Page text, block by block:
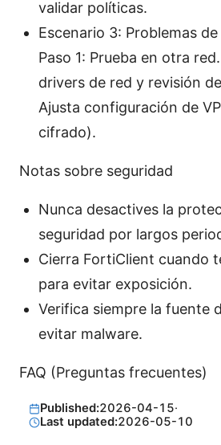
validar políticas.
Escenario 3: Problemas
Paso 1: Prueba en otra
drivers de red y revisión
Ajusta configuración de
cifrado).
Notas sobre seguridad
Nunca desactives la
seguridad por largos
Cierra FortiClient cuando
para evitar exposición.
Verifica siempre la fuente
evitar malware.
FAQ (Preguntas frecuentes)
Published:2026-04-15·
Last updated:2026-05-10